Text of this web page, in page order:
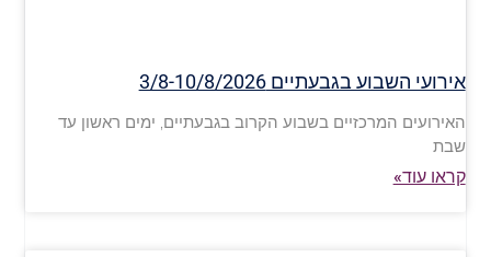
אירועי השבוע בגבעתיים 3/8-10/8/2026
האירועים המרכזיים בשבוע הקרוב בגבעתיים, ימים ראשון עד
שבת
קראו עוד»